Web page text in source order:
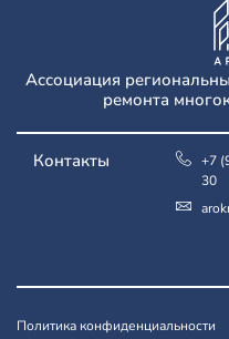
Ассоциация
ремонта
Контакты
+7
30
Политика конфиденциальности